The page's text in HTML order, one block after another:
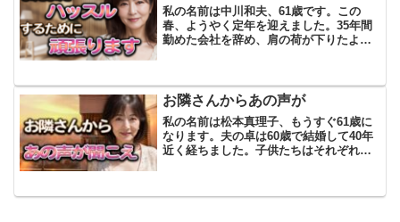
私の名前は中川和夫、61歳です。この
春、ようやく定年を迎えました。35年間
勤めた会社を辞め、肩の荷が下りたよう
く夫婦二人の生活が戻ってきました。
「これからはゆっくり二...
お隣さんからあの声が
私の名前は松本真理子、もうすぐ61歳に
なります。夫の卓は60歳で結婚して40年
近く経ちました。子供たちはそれぞれ家